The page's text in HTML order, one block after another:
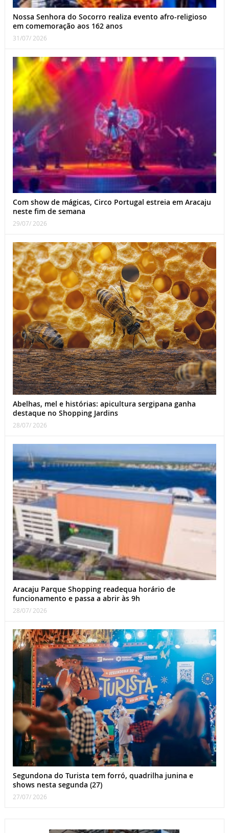
Nossa Senhora do Socorro realiza evento afro-religioso
em comemoração aos 162 anos
31/07/ 2026
Com show de mágicas, Circo Portugal estreia em Aracaju
neste fim de semana
29/07/ 2026
Abelhas, mel e histórias: apicultura sergipana ganha
destaque no Shopping Jardins
28/07/ 2026
Aracaju Parque Shopping readequa horário de
funcionamento e passa a abrir às 9h
28/07/ 2026
Segundona do Turista tem forró, quadrilha junina e
shows nesta segunda (27)
27/07/ 2026